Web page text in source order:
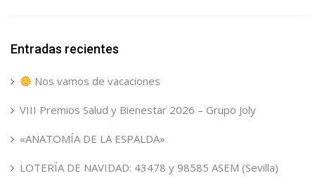
Entradas recientes
Nos vamos de vacaciones
VIII Premios Salud y Bienestar 2026 – Grupo Joly
«ANATOMÍA DE LA ESPALDA»
LOTERÍA DE NAVIDAD: 43478 y 98585 ASEM (Sevilla)